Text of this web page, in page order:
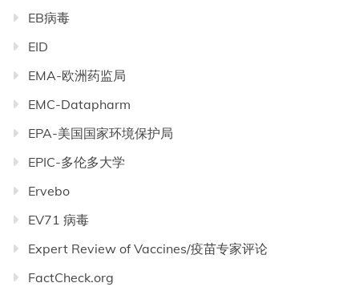
EB病毒
EID
EMA-欧洲药监局
EMC-Datapharm
EPA-美国国家环境保护局
EPIC-多伦多大学
Ervebo
EV71 病毒
Expert Review of Vaccines/疫苗专家评论
FactCheck.org